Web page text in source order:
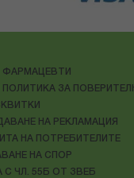
ФАРМАЦЕВТИ
ЗА
НА РЕКЛАМАЦИЯ
НА ПОТРЕБИТЕЛИТЕ
НА СПОР
С ЧЛ. 55Б ОТ ЗВЕБ